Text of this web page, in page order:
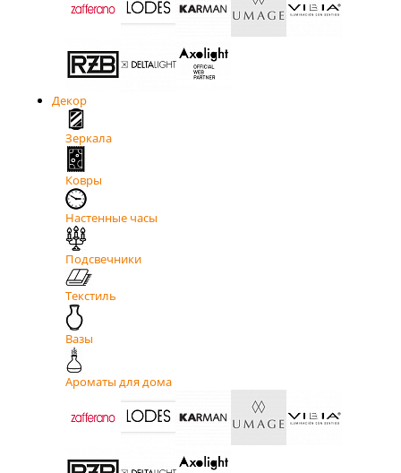
Декор
Зеркала
Ковры
Настенные часы
Подсвечники
Текстиль
Вазы
Ароматы для дома